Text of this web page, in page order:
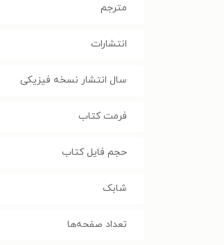
مترجم
انتشارات
سال انتشار نسخه فیزیکی
فرمت کتاب
حجم فایل کتاب
شابک
تعداد صفحه‌ها